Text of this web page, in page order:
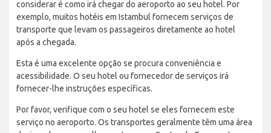
considerar é como irá chegar do aeroporto ao seu hotel. Por
exemplo, muitos hotéis em Istambul fornecem serviços de
transporte que levam os passageiros diretamente ao hotel
após a chegada.
Esta é uma excelente opção se procura conveniência e
acessibilidade. O seu hotel ou fornecedor de serviços irá
fornecer-lhe instruções específicas.
Por favor, verifique com o seu hotel se eles fornecem este
serviço no aeroporto. Os transportes geralmente têm uma área